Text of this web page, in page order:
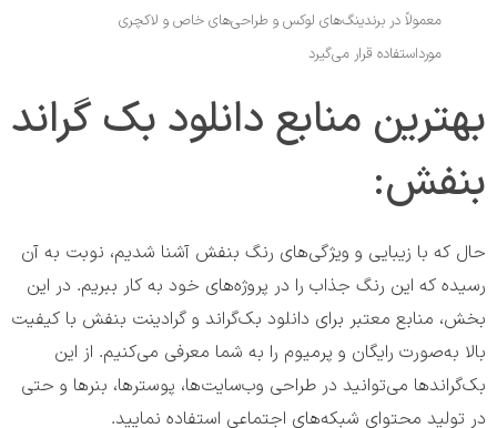
معمولاً در برندینگ‌های لوکس و طراحی‌های خاص و لاکچری
مورداستفاده قرار می‌گیرد
بهترین منابع دانلود بک گراند
بنفش:
حال که با زیبایی‌ و ویژگی‌های رنگ بنفش آشنا شدیم، نوبت به آن
رسیده که این رنگ جذاب را در پروژه‌های خود به کار ببریم. در این
بخش، منابع معتبر برای دانلود بک‌گراند و گرادینت بنفش با کیفیت
بالا به‌صورت رایگان و پرمیوم را به شما معرفی می‌کنیم. از این
بک‌گراندها می‌توانید در طراحی وب‌سایت‌ها، پوسترها، بنرها و حتی
در تولید محتوای شبکه‌های اجتماعی استفاده نمایید.